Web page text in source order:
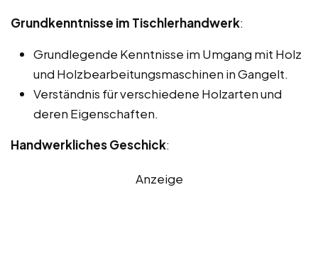
Grundkenntnisse im Tischlerhandwerk:
Grundlegende Kenntnisse im Umgang mit Holz
und Holzbearbeitungsmaschinen in Gangelt.
Verständnis für verschiedene Holzarten und
deren Eigenschaften.
Handwerkliches Geschick:
Anzeige